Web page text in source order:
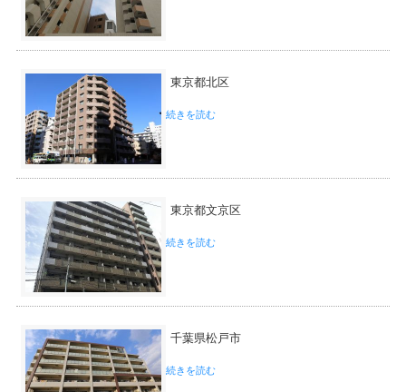
東京都北区
続きを読む
東京都文京区
続きを読む
千葉県松戸市
続きを読む